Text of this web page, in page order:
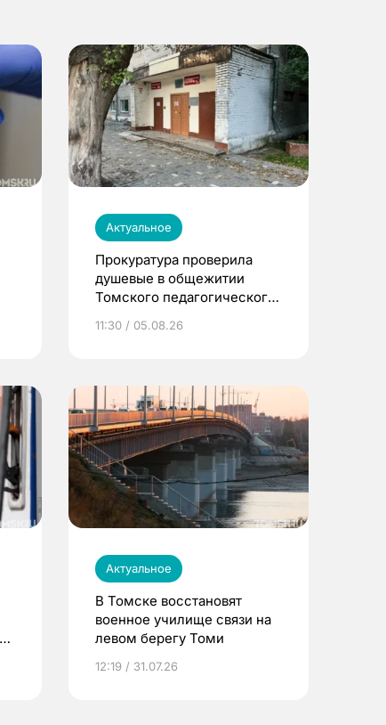
Актуальное
Прокуратура проверила
душевые в общежитии
Томского педагогического
11:30 / 05.08.26
Актуальное
В Томске восстановят
военное училище связи на
левом берегу Томи
12:19 / 31.07.26